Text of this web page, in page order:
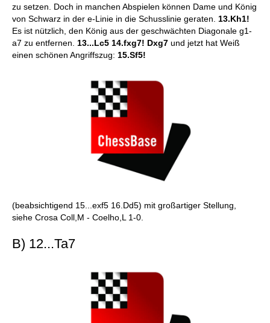
zu setzen. Doch in manchen Abspielen können Dame und König
von Schwarz in der e-Linie in die Schusslinie geraten. 13.Kh1!
Es ist nützlich, den König aus der geschwächten Diagonale g1-
a7 zu entfernen. 13...Lc5 14.fxg7! Dxg7 und jetzt hat Weiß
einen schönen Angriffszug: 15.Sf5!
(beabsichtigend 15...exf5 16.Dd5) mit großartiger Stellung,
siehe Crosa Coll,M - Coelho,L 1-0.
B) 12...Ta7